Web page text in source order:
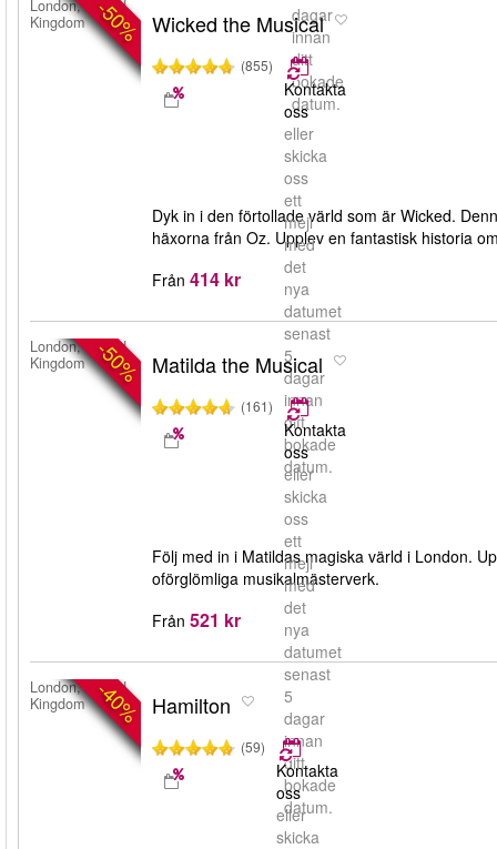
dagar
innan
ditt
bokade
datum.
-50%
London, United
Kingdom
Wicked the Musical
(855)
Kontakta
oss
eller
skicka
oss
ett
mejl
med
det
nya
datumet
senast
5
dagar
innan
ditt
bokade
datum.
Dyk in i den förtollade värld som är Wicked.
häxorna från Oz. Upplev en fantastisk historia
Från 414 kr
-50%
London, United
Kingdom
Matilda the Musical
(161)
Kontakta
oss
eller
skicka
oss
ett
mejl
med
det
nya
datumet
senast
5
dagar
innan
ditt
bokade
datum.
Följ med in i Matildas magiska värld i London.
oförglömliga musikalmästerverk.
Från 521 kr
-40%
London, United
Kingdom
Hamilton
(59)
Kontakta
oss
eller
skicka